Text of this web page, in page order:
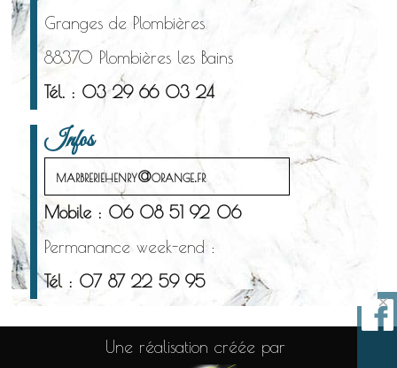
Granges de Plombières
88370 Plombières les Bains
Tél. : 03 29 66 03 24
Infos
marbreriehenry@orange.fr
Mobile : 06 08 51 92 06
Permanance week-end :
Tél : 07 87 22 59 95
Une réalisation créée par
×